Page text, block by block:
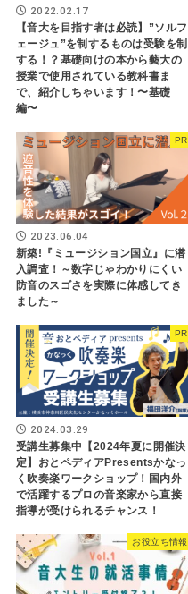
2022.02.17
【音大を目指す者は必読】”ソルフ
ェージュ”を制するものは受験を制
する！？基礎向けの本から藝大の
授業で使用されている教科書ま
で、紹介しちゃいます！〜基礎
編〜
PR
2023.06.04
新築!『ミュージション国立』に潜
入調査！～数字じゃわかりにくい
防音のスゴさを実際に体感してき
ました～
PR
2024.03.29
受講生募集中【2024年夏に開催決
定】おとペディアPresentsかなっ
く吹奏楽ワークショップ！国内外
で活躍するプロの音楽家から直接
指導が受けられるチャンス！
お役立ち情報